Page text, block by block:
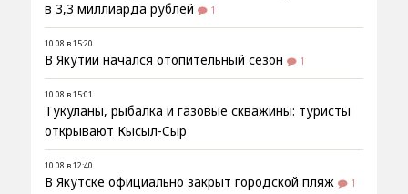
в 3,3 миллиарда рублей
1
10.08 в 15:20
В Якутии начался отопительный сезон 1
10.08 в 15:01
Тукуланы, рыбалка и газовые скважины: туристы
открывают Кысыл-Сыр
10.08 в 12:40
В Якутске официально закрыт городской пляж 1